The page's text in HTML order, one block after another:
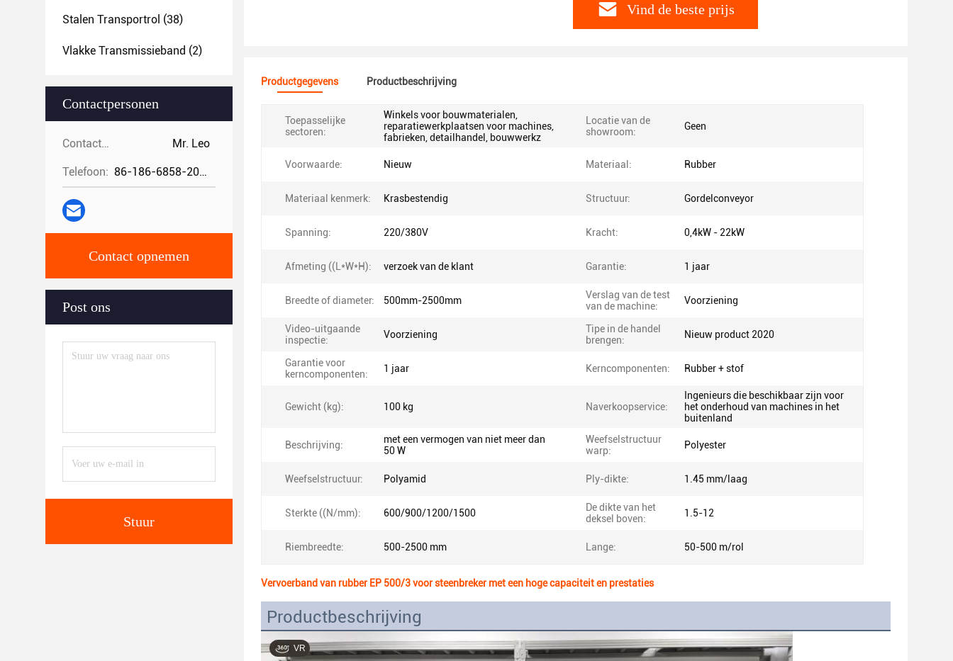
Stalen Transportrol (38)
Vlakke Transmissieband (2)
Contactpersonen
Contactpersonen: Mr. Leo
Telefoon: 86-186-6858-2073
Contact opnemen
Post ons
Stuur
Vind de beste prijs
Productgegevens Productbeschrijving
Toepasselijke
sectoren:
Winkels voor bouwmaterialen,
reparatiewerkplaatsen voor machines,
fabrieken, detailhandel, bouwwerkz
Locatie van de
showroom:
Geen
Voorwaarde: Nieuw Materiaal: Rubber
Materiaal kenmerk: Krasbestendig Structuur: Gordelconveyor
Spanning: 220/380V Kracht: 0,4kW - 22kW
Afmeting ((L*W*H): verzoek van de klant Garantie: 1 jaar
Breedte of diameter: 500mm-2500mm
Verslag van de test
van de machine:
Voorziening
Video-uitgaande
inspectie:
Voorziening
Tipe in de handel
brengen:
Nieuw product 2020
Garantie voor
kerncomponenten:
1 jaar Kerncomponenten: Rubber + stof
Gewicht (kg): 100 kg Naverkoopservice:
Ingenieurs die beschikbaar zijn voor
het onderhoud van machines in het
buitenland
Beschrijving:
met een vermogen van niet meer dan
50 W
Weefselstructuur
warp:
Polyester
Weefselstructuur: Polyamid Ply-dikte: 1.45 mm/laag
Sterkte ((N/mm): 600/900/1200/1500
De dikte van het
deksel boven:
1.5-12
Riembreedte: 500-2500 mm Lange: 50-500 m/rol
Vervoerband van rubber EP 500/3 voor steenbreker met een hoge capaciteit en prestaties
Productbeschrijving
VR